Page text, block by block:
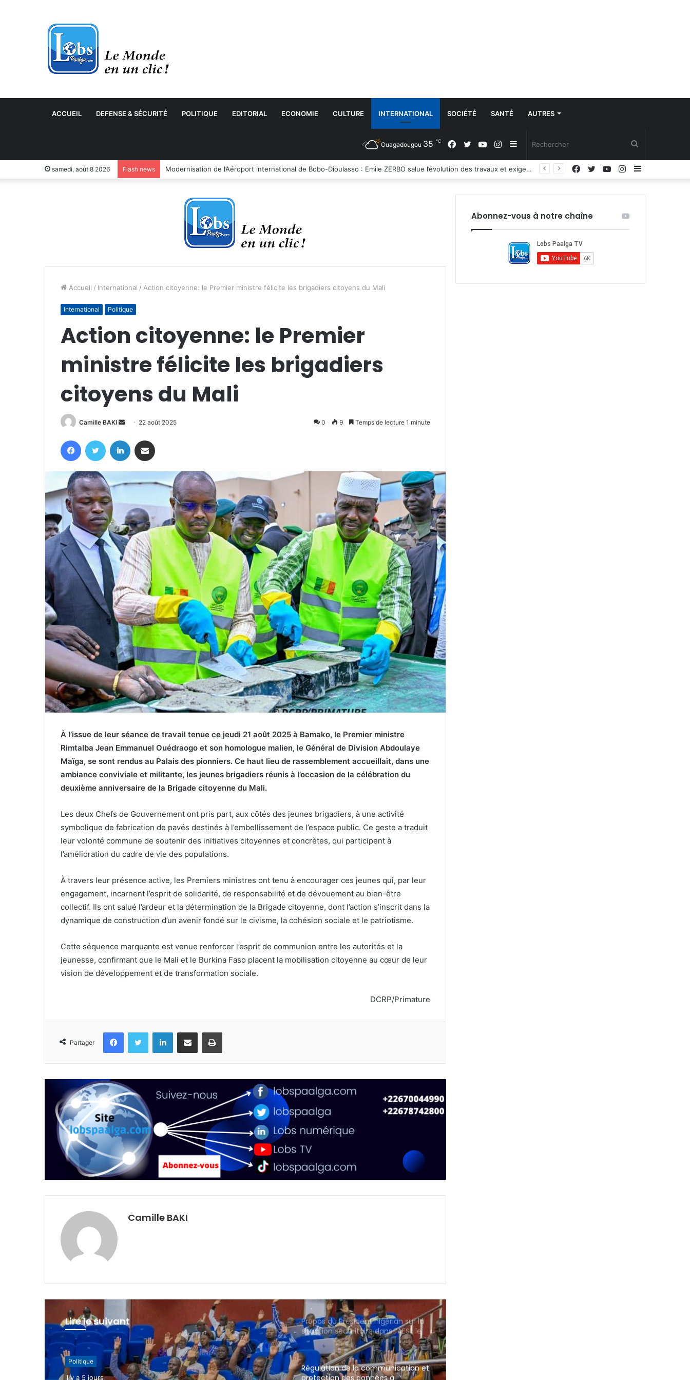
ACCUEIL DEFENSE & SÉCURITÉ POLITIQUE EDITORIAL ECONOMIE CULTURE INTERNATIONAL SOCIÉTÉ SANTÉ AUTRES
Sidebar
(barre
Instagram
YouTube
Twitter
Facebook
Ouagadougou 35 ℃
samedi, août 8 2026 Flash news Lancement de la formation civique et militaire : 2300 appelés salariés outillés sur les valeurs citoyennes et patriotiques
Sidebar
Instagram
YouTube
Twitter
Facebook
Accueil / International / Action citoyenne: le Premier ministre félicite les brigadiers citoyens du Mali
International Politique
Action citoyenne: le Premier
ministre félicite les brigadiers
citoyens du Mali
Camille BAKI
Envoyer
courriel
22 août 2025 0 9 Temps de lecture 1 minute
FacebookTwitter Linkedin
À l’issue de leur séance de travail tenue ce jeudi 21 août 2025 à Bamako, le Premier ministre
Rimtalba Jean Emmanuel Ouédraogo et son homologue malien, le Général de Division Abdoulaye
Maïga, se sont rendus au Palais des pionniers. Ce haut lieu de rassemblement accueillait, dans une
ambiance conviviale et militante, les jeunes brigadiers réunis à l’occasion de la célébration du
deuxième anniversaire de la Brigade citoyenne du Mali.
Les deux Chefs de Gouvernement ont pris part, aux côtés des jeunes brigadiers, à une activité
symbolique de fabrication de pavés destinés à l’embellissement de l’espace public. Ce geste a traduit
leur volonté commune de soutenir des initiatives citoyennes et concrètes, qui participent à
l’amélioration du cadre de vie des populations.
À travers leur présence active, les Premiers ministres ont tenu à encourager ces jeunes qui, par leur
engagement, incarnent l’esprit de solidarité, de responsabilité et de dévouement au bien-être
collectif. Ils ont salué l’ardeur et la détermination de la Brigade citoyenne, dont l’action s’inscrit dans la
dynamique de construction d’un avenir fondé sur le civisme, la cohésion sociale et le patriotisme.
Cette séquence marquante est venue renforcer l’esprit de communion entre les autorités et la
jeunesse, confirmant que le Mali et le Burkina Faso placent la mobilisation citoyenne au cœur de leur
vision de développement et de transformation sociale.
DCRP/Primature
Partager
FacebookTwitter LinkedinPartager par email Imprimer
Camille BAKI
Lire le suivant
Politique
Politique
Propos du Président nigérian sur la
situation sécuritaire dans l’AES : le
Burkina Faso, le Mali et le Niger
expriment leur profond regret
Régulation de la communication et
protection des données à
Abonnez-vous à notre chaîne